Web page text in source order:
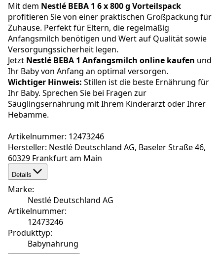
Mit dem Nestlé BEBA 1 6 x 800 g Vorteilspack
profitieren Sie von einer praktischen Großpackung für
Zuhause. Perfekt für Eltern, die regelmäßig
Anfangsmilch benötigen und Wert auf Qualität sowie
Versorgungssicherheit legen.
Jetzt Nestlé BEBA 1 Anfangsmilch online kaufen und
Ihr Baby von Anfang an optimal versorgen.
Wichtiger Hinweis: Stillen ist die beste Ernährung für
Ihr Baby. Sprechen Sie bei Fragen zur
Säuglingsernährung mit Ihrem Kinderarzt oder Ihrer
Hebamme.
Artikelnummer: 12473246
Hersteller: Nestlé Deutschland AG, Baseler Straße 46,
60329 Frankfurt am Main
Details
Marke:
Nestlé Deutschland AG
Artikelnummer:
12473246
Produkttyp:
Babynahrung